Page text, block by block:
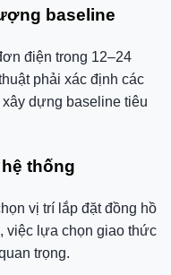
baseline
điện trong 12–24
phải xác định các
dựng baseline tiêu
thống
vị trí lắp đặt đồng hồ
việc lựa chọn giao thức
trọng.